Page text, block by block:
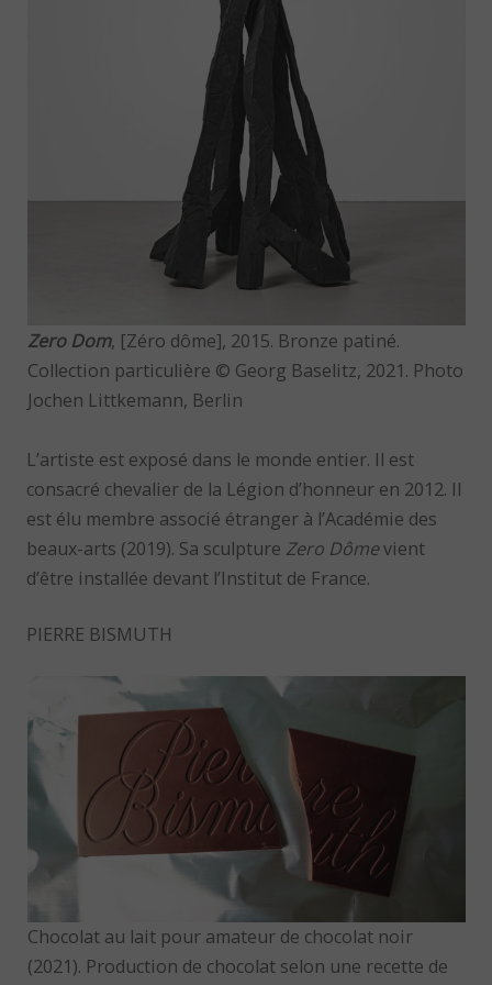
Zero Dom, [Zéro dôme], 2015. Bronze patiné.
Collection particulière © Georg Baselitz, 2021. Photo
Jochen Littkemann, Berlin
L’artiste est exposé dans le monde entier. Il est
consacré chevalier de la Légion d’honneur en 2012. Il
est élu membre associé étranger à l’Académie des
beaux-arts (2019). Sa sculpture Zero Dômevient
d’être installée devant l’Institut de France.
PIERRE BISMUTH
Chocolat au lait pour amateur de chocolat noir
(2021). Production de chocolat selon une recette de